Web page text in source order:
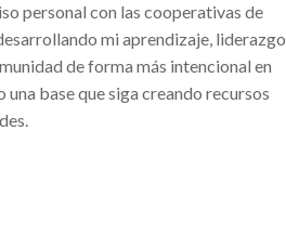
personal con las cooperativas de
mi aprendizaje, liderazgo
de forma más intencional en
base que siga creando recursos